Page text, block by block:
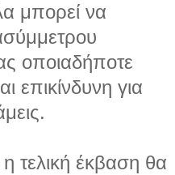
μπορεί να
οποιαδήποτε
επικίνδυνη για
τελική έκβαση θα